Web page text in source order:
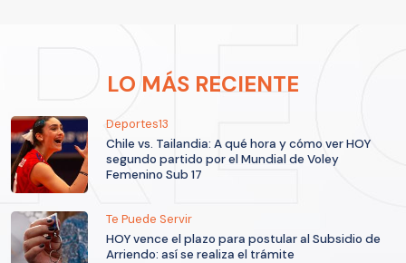
LO MÁS RECIENTE
Deportes13
Chile vs. Tailandia: A qué hora y cómo ver HOY
segundo partido por el Mundial de Voley
Femenino Sub 17
Te Puede Servir
HOY vence el plazo para postular al Subsidio de
Arriendo: así se realiza el trámite